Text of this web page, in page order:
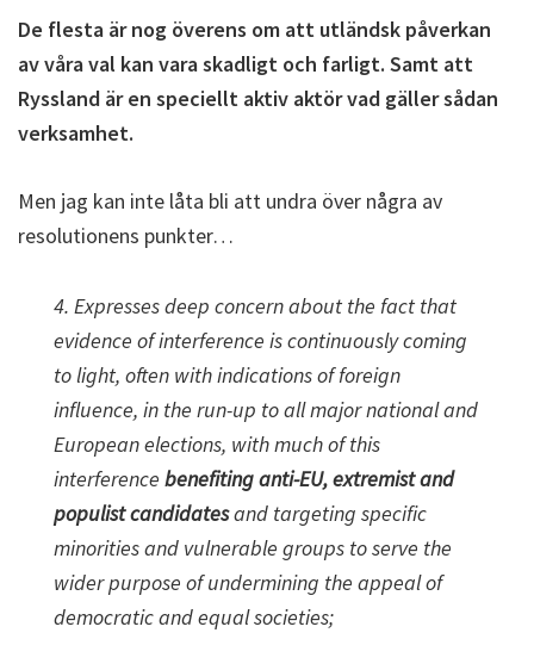
De flesta är nog överens om att utländsk påverkan
av våra val kan vara skadligt och farligt. Samt att
Ryssland är en speciellt aktiv aktör vad gäller sådan
verksamhet.
Men jag kan inte låta bli att undra över några av
resolutionens punkter…
4. Expresses deep concern about the fact that
evidence of interference is continuously coming
to light, often with indications of foreign
influence, in the run-up to all major national and
European elections, with much of this
interference benefiting anti-EU, extremist and
populist candidatesand targeting specific
minorities and vulnerable groups to serve the
wider purpose of undermining the appeal of
democratic and equal societies;